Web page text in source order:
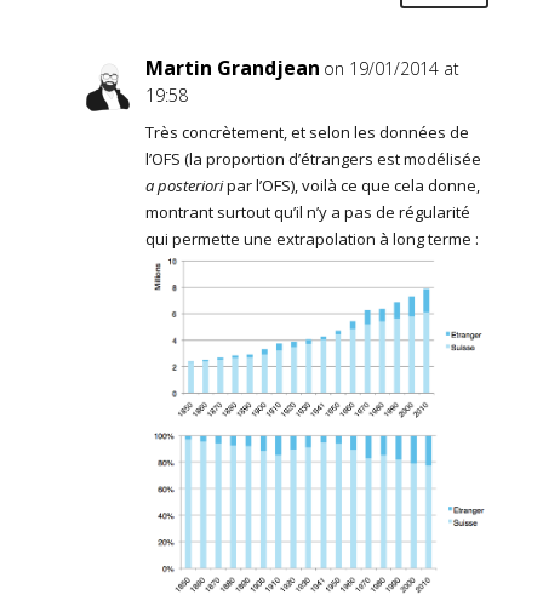
Martin Grandjean on 19/01/2014 at
19:58
Très concrètement, et selon les données de
l’OFS (la proportion d’étrangers est modélisée
a posterioripar l’OFS), voilà ce que cela donne,
montrant surtout qu’il n’y a pas de régularité
qui permette une extrapolation à long terme :